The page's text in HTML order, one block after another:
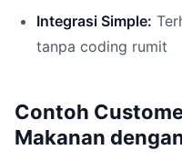
Integrasi Simple:
tanpa coding rumit
Contoh
Makanan